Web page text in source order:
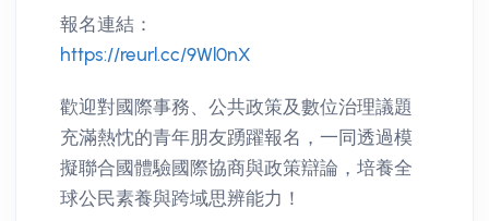
報名連結：
https://reurl.cc/9Wl0nX
歡迎對國際事務、公共政策及數位治理議題
充滿熱忱的青年朋友踴躍報名，一同透過模
擬聯合國體驗國際協商與政策辯論，培養全
球公民素養與跨域思辨能力！